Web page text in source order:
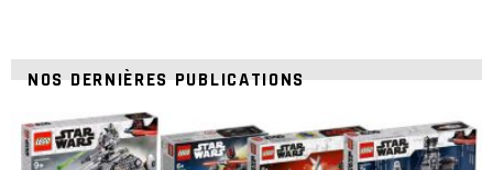
NOS DERNIÈRES PUBLICATIONS